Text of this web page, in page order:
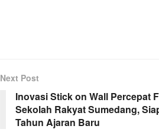
Next Post
Inovasi Stick on Wall Percepat
Sekolah Rakyat Sumedang,
Tahun Ajaran Baru